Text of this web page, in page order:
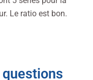
Le ratio est bon.